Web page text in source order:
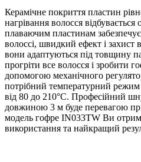
Керамічне покриття пластин
нагрівання волосся відбувається
плаваючим пластинам
волоссі, швидкий ефект і
вони адаптуються під товщину
прогріти все волосся і зробити
допомогою механічного
потрібний температурний режим
від 80 до 210°С. Професійний
довжиною 3 м буде перевагою
модель гофре IN033TW Ви
використання та найкращий